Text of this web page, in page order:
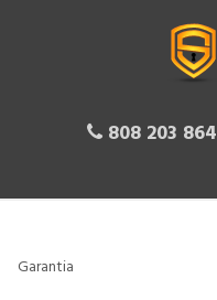
 808 203 864
Garantia